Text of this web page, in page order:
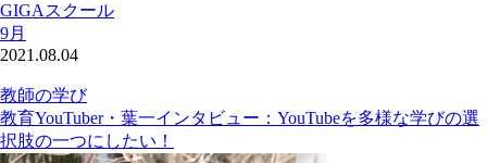
GIGAスクール
9月
2021.08.04
教師の学び
教育YouTuber・葉一インタビュー：YouTubeを多様な学びの選
択肢の一つにしたい！